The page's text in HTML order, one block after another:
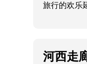
旅行的欢乐
河西走